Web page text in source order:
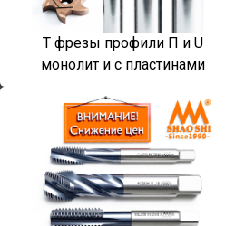
T фрезы профили П и U
монолит и с пластинами